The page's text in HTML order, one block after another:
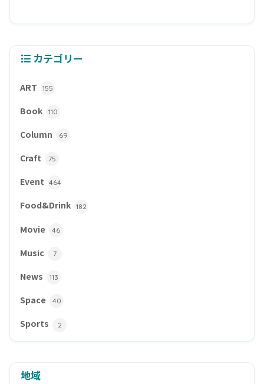
カテゴリー
ART 155
Book 110
Column 69
Craft 75
Event 464
Food&Drink 182
Movie 46
Music 7
News 113
Space 40
Sports 2
地域